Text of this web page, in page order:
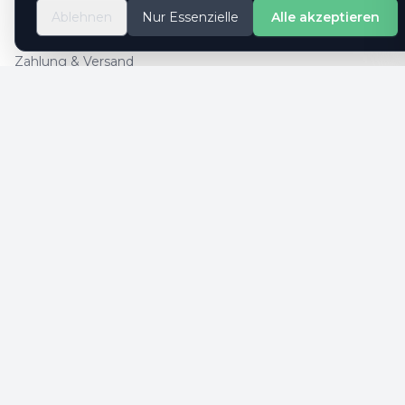
So geht es
Kontaktformular
Zahlung & Versand
Ablehnen Nur Essenzielle Alle akzeptieren